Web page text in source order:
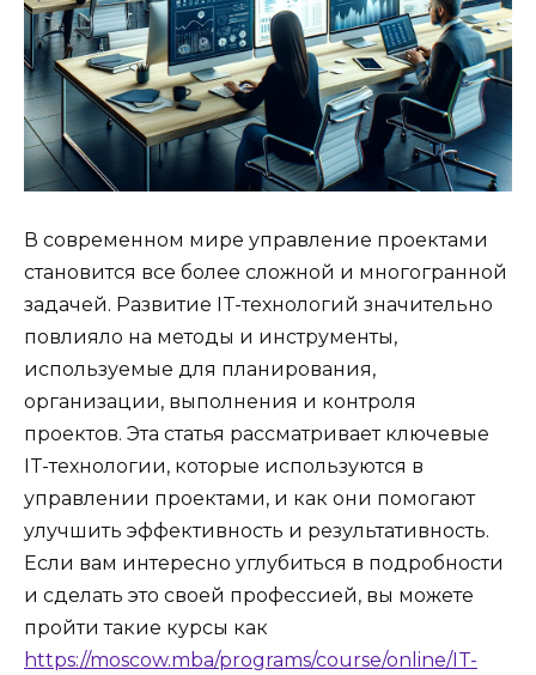
В современном мире управление проектами
становится все более сложной и многогранной
задачей. Развитие IT-технологий значительно
повлияло на методы и инструменты,
используемые для планирования,
организации, выполнения и контроля
проектов. Эта статья рассматривает ключевые
IT-технологии, которые используются в
управлении проектами, и как они помогают
улучшить эффективность и результативность.
Если вам интересно углубиться в подробности
и сделать это своей профессией, вы можете
пройти такие курсы как
https://moscow.mba/programs/course/online/IT-